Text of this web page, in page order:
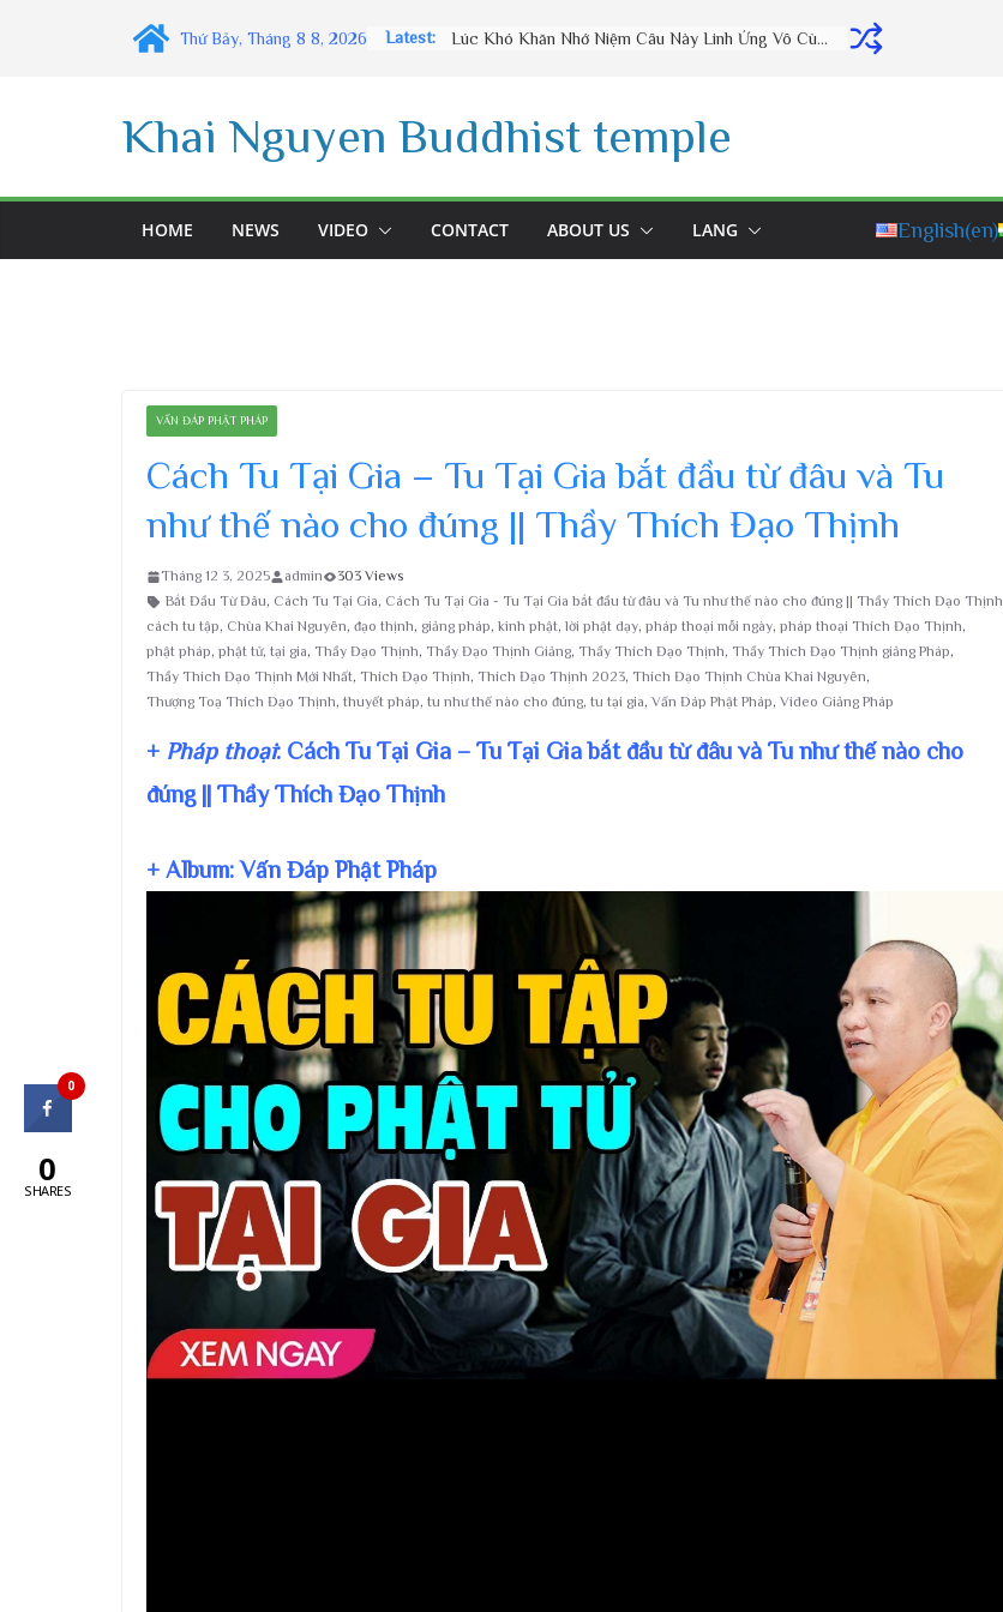
Thứ Bảy, Tháng 8 8, 2026 Latest: Thờ Cúng Đúng Cách Phúc Lộc Đầy Nhà (vấn đáp rất hay) – Thầy Thích Đạo Thịnh
Khai Nguyen Buddhist temple
HOME NEWS VIDEO CONTACT ABOUT US LANG English(en)
VẤN ĐÁP PHẬT PHÁP
Cách Tu Tại Gia – Tu Tại Gia bắt đầu từ đâu và Tu
như thế nào cho đúng || Thầy Thích Đạo Thịnh
Tháng 12 3, 2025 admin
303 Views
Bắt Đầu Từ Đâu, Cách Tu Tại Gia, Cách Tu Tại Gia - Tu Tại Gia bắt đầu từ đâu và Tu như thế nào cho đúng || Thầy Thích Đạo Thịnh
cách tu tập, Chùa Khai Nguyên, đạo thịnh, giảng pháp, kinh phật, lời phật dạy, pháp thoại mỗi ngày, pháp thoại Thích Đạo Thịnh,
phật pháp, phật tử, tại gia, Thầy Đạo Thịnh, Thầy Đạo Thịnh Giảng, Thầy Thích Đạo Thịnh, Thầy Thích Đạo Thịnh giảng Pháp,
Thầy Thích Đạo Thịnh Mới Nhất, Thích Đạo Thịnh, Thích Đạo Thịnh 2023, Thích Đạo Thịnh Chùa Khai Nguyên,
Thượng Toạ Thích Đạo Thịnh, thuyết pháp, tu như thế nào cho đúng, tu tại gia, Vấn Đáp Phật Pháp, Video Giảng Pháp
+ Pháp thoại: Cách Tu Tại Gia – Tu Tại Gia bắt đầu từ đâu và Tu như thế nào cho
đúng || Thầy Thích Đạo Thịnh
+ Album: Vấn Đáp Phật Pháp
0
0
SHARES